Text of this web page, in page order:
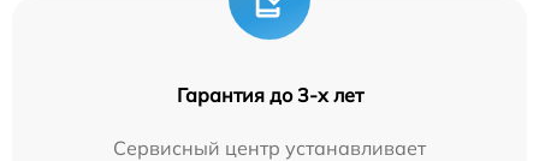
Гарантия до 3-х лет
Сервисный центр устанавливает